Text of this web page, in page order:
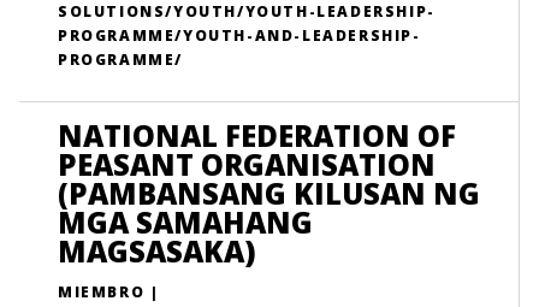
SOLUTIONS/YOUTH/YOUTH-LEADERSHIP-
PROGRAMME/YOUTH-AND-LEADERSHIP-
PROGRAMME/
NATIONAL FEDERATION OF
PEASANT ORGANISATION
(PAMBANSANG KILUSAN NG
MGA SAMAHANG
MAGSASAKA)
MIEMBRO |